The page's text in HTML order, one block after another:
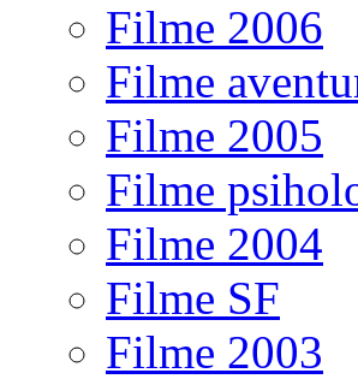
Filme 2006
Filme
Filme 2005
Filme
Filme 2004
Filme SF
Filme 2003